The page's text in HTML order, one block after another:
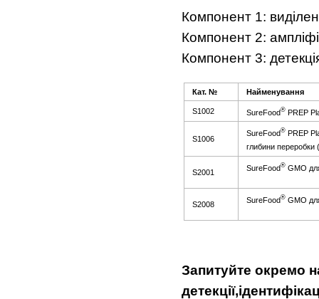
Компонент 1:
Компонент 2:
Компонент 3:
Кат. № Найменування
S1002 SureFood® PREP
S1006
SureFood® PREP
глибини переробки
S2001
SureFood® GMO
S2008
SureFood® GMO
Запитуйте окремо
детекції,ідентифі